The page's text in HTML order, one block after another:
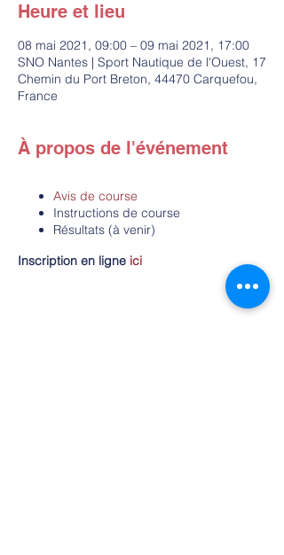
Heure et lieu
08 mai 2021, 09:00 – 09 mai 2021, 17:00
SNO Nantes | Sport Nautique de l'Ouest, 17
Chemin du Port Breton, 44470 Carquefou,
France
À propos de l'événement
Avis de course
Instructions de course
Résultats (à venir)
Inscription en ligne ici